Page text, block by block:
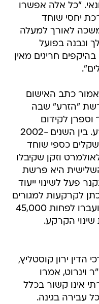
"כל אלה אפשרו
יחסי שוחד
לאורך למעלה
ונבנה בפועל
חריגים מאין
כתב האישום
"הזרע" שבה
לקידום
קרקעות שבשליטת חברת הזרע. בין השנים 2002-
שקלים כספי שוחד
וזקן שקיבלו
השלישית היא פרשת
פעל לשינוי ייעוד
לקרקעות למגורים
תיירות ומסחר ובמסגרת הזו הועברו לפחות 45,000
הקרקע.
הדין ירון קוסטליץ,
וינרוט, אמרו
אינו קשור בכלל
עבירה בגינה.